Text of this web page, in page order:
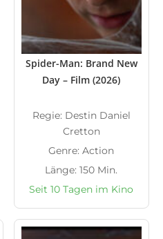
Spider-Man: Brand New
Day – Film (2026)
Regie: Destin Daniel
Cretton
Genre: Action
Länge: 150 Min.
Seit 10 Tagen im Kino